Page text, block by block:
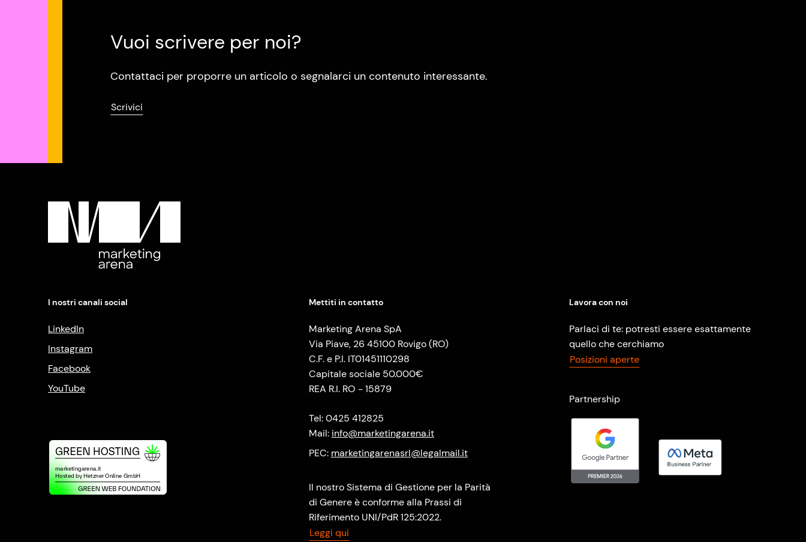
Vuoi scrivere per noi?
Contattaci per proporre un articolo o segnalarci un contenuto interessante.
Scrivici
I nostri canali social
LinkedIn
Instagram
Facebook
YouTube
Mettiti in contatto
Marketing Arena SpA
Via Piave, 26 45100 Rovigo (RO)
C.F. e P.I. IT01451110298
Capitale sociale 50.000€
REA R.I. RO - 15879
Tel: 0425 412825
Mail: info@marketingarena.it
PEC: marketingarenasrl@legalmail.it
Il nostro Sistema di Gestione per la Parità
di Genere è conforme alla Prassi di
Riferimento UNI/PdR 125:2022.
Leggi qui
Lavora con noi
Parlaci di te: potresti essere esattamente
quello che cerchiamo
Posizioni aperte
Partnership